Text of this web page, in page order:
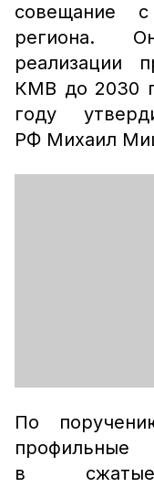
совещание
региона.
реализации
КМВ до 2030
году
РФ Михаил
По
профильные
в